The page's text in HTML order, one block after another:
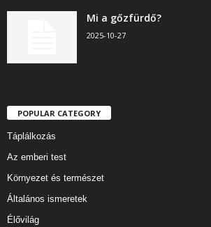
Mi a gőzfürdő?
2025-10-27
POPULAR CATEGORY
Táplálkozás
Az emberi test
Környezet és természet
Általános ismeretek
Élővilág